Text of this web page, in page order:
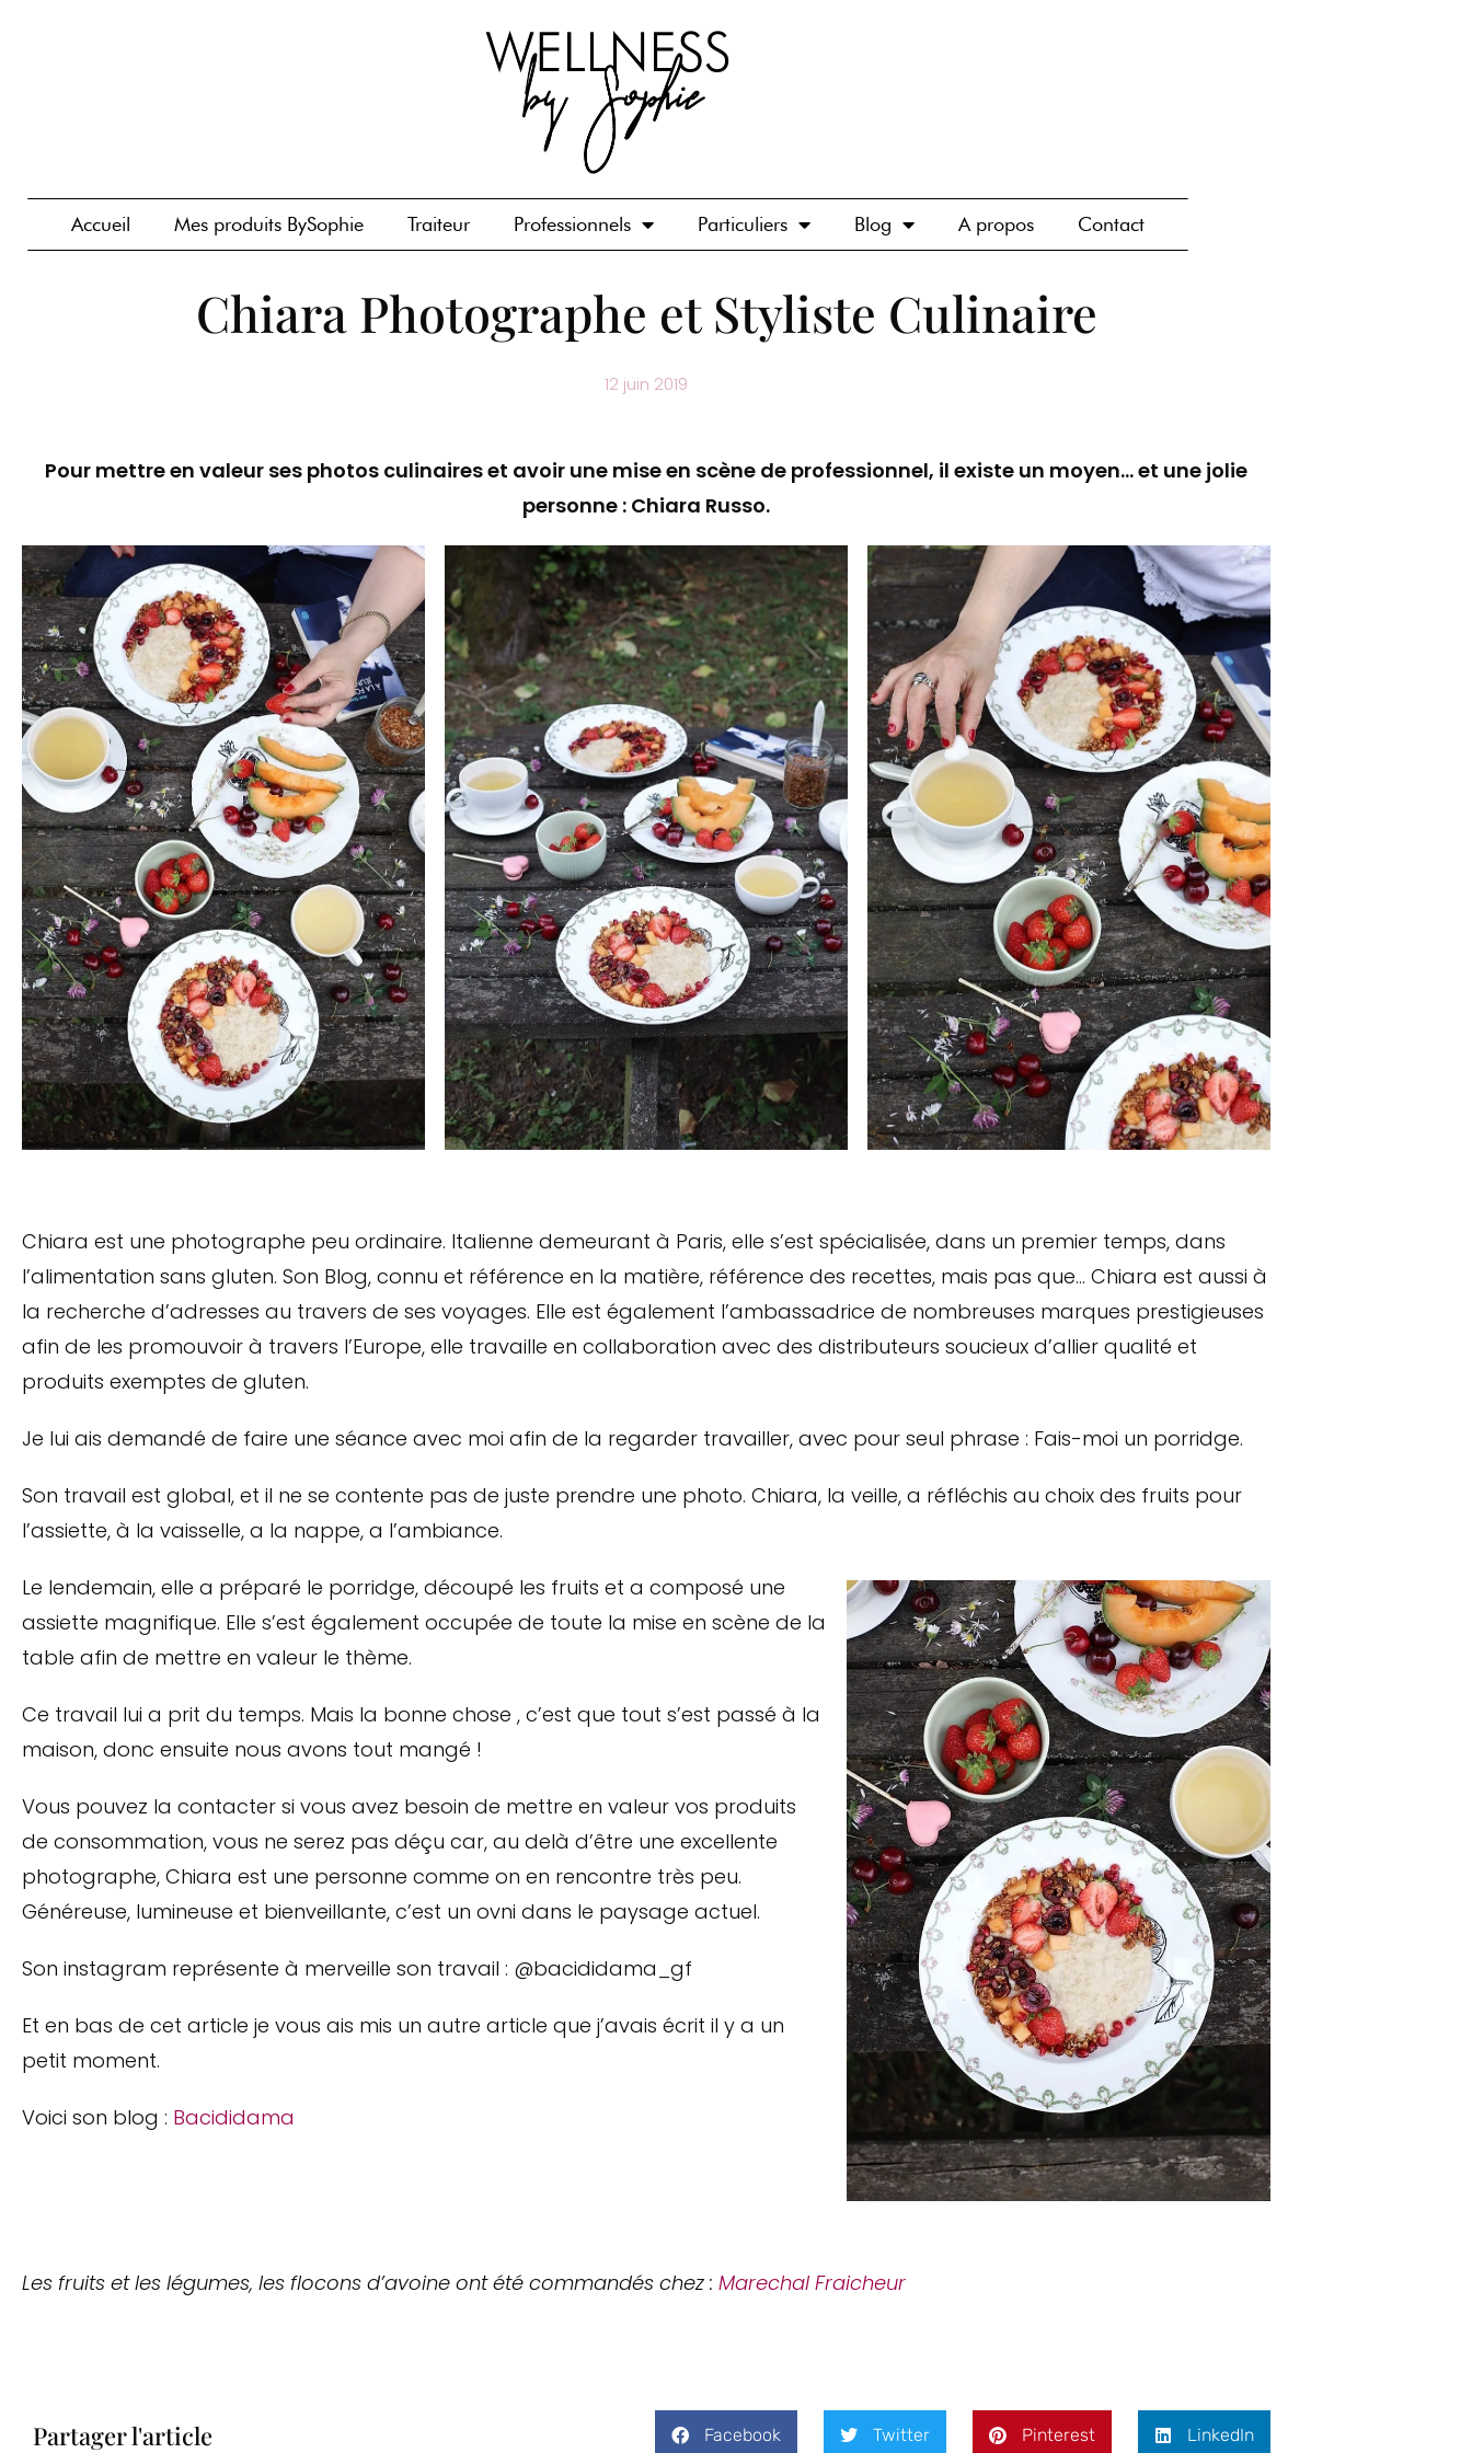
Accueil Mes produits BySophie Traiteur Professionnels Particuliers Blog A propos Contact
Chiara Photographe et Styliste Culinaire
12 juin 2019
Pour mettre en valeur ses photos culinaires et avoir une mise en scène de professionnel, il existe un moyen… et une jolie
personne : Chiara Russo.
Chiara est une photographe peu ordinaire. Italienne demeurant à Paris, elle s’est spécialisée, dans un premier temps, dans
l’alimentation sans gluten. Son Blog, connu et référence en la matière, référence des recettes, mais pas que… Chiara est aussi à
la recherche d’adresses au travers de ses voyages. Elle est également l’ambassadrice de nombreuses marques prestigieuses
afin de les promouvoir à travers l’Europe, elle travaille en collaboration avec des distributeurs soucieux d’allier qualité et
produits exemptes de gluten.
Je lui ais demandé de faire une séance avec moi afin de la regarder travailler, avec pour seul phrase : Fais-moi un porridge.
Son travail est global, et il ne se contente pas de juste prendre une photo. Chiara, la veille, a réfléchis au choix des fruits pour
l’assiette, à la vaisselle, a la nappe, a l’ambiance.
Le lendemain, elle a préparé le porridge, découpé les fruits et a composé une
assiette magnifique. Elle s’est également occupée de toute la mise en scène de la
table afin de mettre en valeur le thème.
Ce travail lui a prit du temps. Mais la bonne chose , c’est que tout s’est passé à la
maison, donc ensuite nous avons tout mangé !
Vous pouvez la contacter si vous avez besoin de mettre en valeur vos produits
de consommation, vous ne serez pas déçu car, au delà d’être une excellente
photographe, Chiara est une personne comme on en rencontre très peu.
Généreuse, lumineuse et bienveillante, c’est un ovni dans le paysage actuel.
Son instagram représente à merveille son travail : @bacididama_gf
Et en bas de cet article je vous ais mis un autre article que j’avais écrit il y a un
petit moment.
Voici son blog : Bacididama
Les fruits et les légumes, les flocons d’avoine ont été commandés chez : Marechal Fraicheur
Partager l'article Facebook Twitter Pinterest LinkedIn